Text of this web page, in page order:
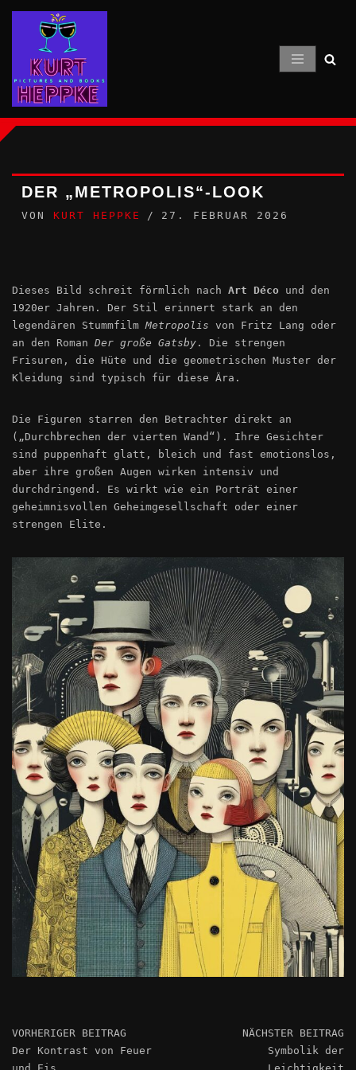
Inhalt
springen
DER „METROPOLIS“-LOOK
VON KURT HEPPKE 27. FEBRUAR 2026
Dieses Bild schreit förmlich nach Art Déco und den
1920er Jahren. Der Stil erinnert stark an den
legendären StummfilmMetropolis von Fritz Lang oder
an den Roman Der große Gatsby . Die strengen
Frisuren, die Hüte und die geometrischen Muster der
Kleidung sind typisch für diese Ära.
Die Figuren starren den Betrachter direkt an
(„Durchbrechen der vierten Wand“). Ihre Gesichter
sind puppenhaft glatt, bleich und fast emotionslos,
aber ihre großen Augen wirken intensiv und
durchdringend. Es wirkt wie ein Porträt einer
geheimnisvollen Geheimgesellschaft oder einer
strengen Elite.
VORHERIGER BEITRAG
Der Kontrast von Feuer
NÄCHSTER BEITRAG
Symbolik der